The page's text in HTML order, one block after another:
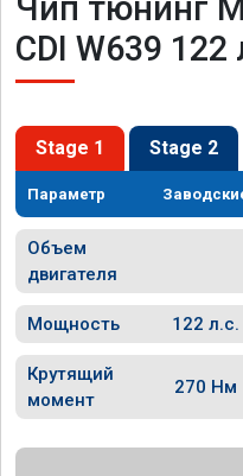
Чип тюнинг
CDI W639
Stage 1 Stage 2
Параметр
Объем
двигателя
Мощность 122 л.с.
Крутящий
момент
270 Нм